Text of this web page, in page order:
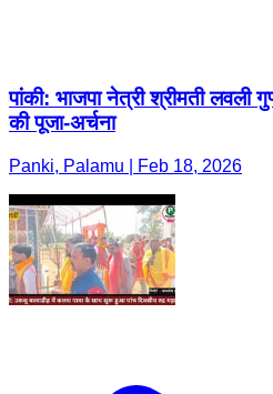
पांकी: भाजपा नेत्री श्रीमती लवली
की पूजा-अर्चना
Panki, Palamu | Feb 18, 2026